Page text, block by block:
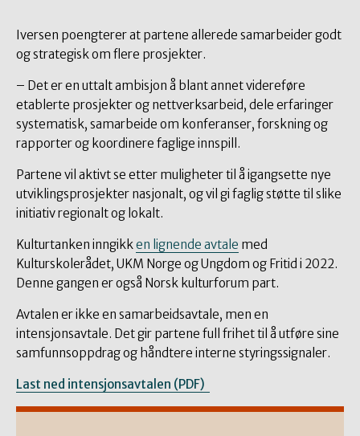
Iversen poengterer at partene allerede samarbeider godt
og strategisk om flere prosjekter.
– Det er en uttalt ambisjon å blant annet videreføre
etablerte prosjekter og nettverksarbeid, dele erfaringer
systematisk, samarbeide om konferanser, forskning og
rapporter og koordinere faglige innspill.
Partene vil aktivt se etter muligheter til å igangsette nye
utviklingsprosjekter nasjonalt, og vil gi faglig støtte til slike
initiativ regionalt og lokalt.
Kulturtanken inngikken lignende avtale med
Kulturskolerådet, UKM Norge og Ungdom og Fritid i 2022.
Denne gangen er også Norsk kulturforum part.
Avtalen er ikke en samarbeidsavtale, men en
intensjonsavtale. Det gir partene full frihet til å utføre sine
samfunnsoppdrag og håndtere interne styringssignaler.
Last ned intensjonsavtalen (PDF)